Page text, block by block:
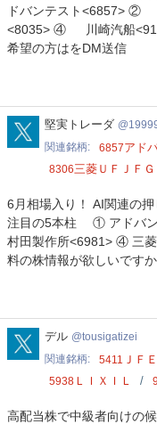
ドバンテスト<6857>
<8035> ④ 川崎汽船
希望の方はをDM送信
1999930Chikuwa
堅実トレーダ
関連銘柄
6857アド
8306三菱ＵＦＪＦＧ
6月相場入り！ AI関連の
注目の5本柱 ① アドバ
村田製作所<6981> ④ 三
料の株情報が欲しいです
tousigatizei
デル tousigatizei
関連銘柄
5411 ＪＦ
5938 ＬＩＸＩＬ
高配当株で中級者向けの